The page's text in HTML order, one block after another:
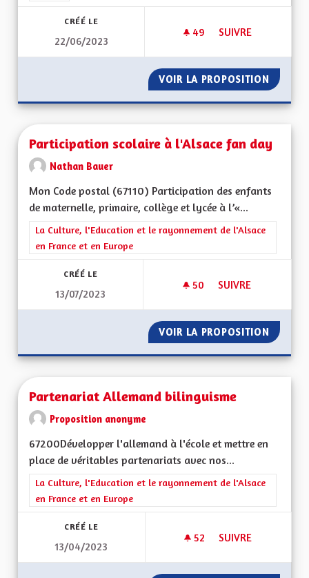
CRÉÉ LE
22/06/2023
49 49 ABONNÉS
SUIVRE
VOIR LA PROPOSITION
Participation scolaire à l'Alsace fan day
Nathan Bauer
Mon Code postal (67110) Participation des enfants
de maternelle, primaire, collège et lycée à l’«...
Filtrer les résultats de la catégorie : La Culture, l'Education et
La Culture, l'Education et le rayonnement de l'Alsace
en France et en Europe
CRÉÉ LE
13/07/2023
50 50 ABONNÉS
SUIVRE
VOIR LA PROPOSITION
Partenariat Allemand bilinguisme
Proposition anonyme
67200Développer l'allemand à l'école et mettre en
place de véritables partenariats avec nos...
Filtrer les résultats de la catégorie : La Culture, l'Education et
La Culture, l'Education et le rayonnement de l'Alsace
en France et en Europe
CRÉÉ LE
13/04/2023
52 52 ABONNÉS
SUIVRE